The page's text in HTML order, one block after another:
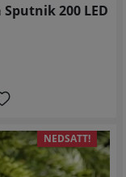
200 LED
NEDSATT!